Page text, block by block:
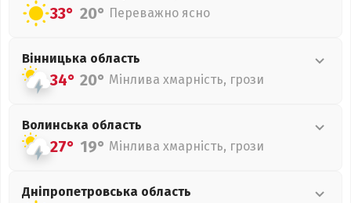
33° 20° Переважно ясно
Вінницька область
34° 20° Мінлива хмарність, грози
Волинська область
27° 19° Мінлива хмарність, грози
Дніпропетровська область